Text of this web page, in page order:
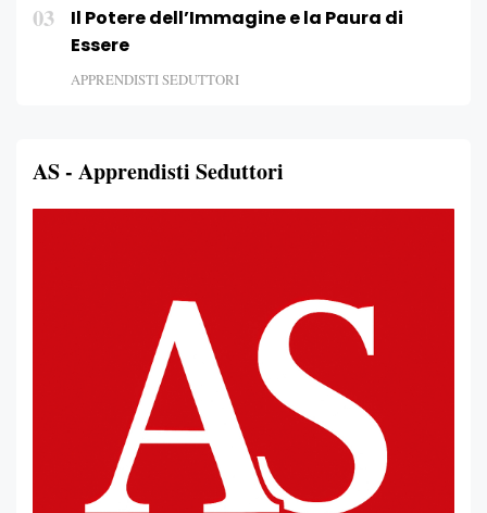
03
Il Potere dell’Immagine e la Paura di
Essere
APPRENDISTI SEDUTTORI
AS - Apprendisti Seduttori